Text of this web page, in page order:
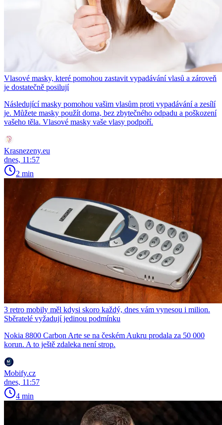
Vlasové masky, které pomohou zastavit vypadávání vlasů a zároveň
je dostatečně posilují
Následující masky pomohou vašim vlasům proti vypadávání a zesílí
je. Můžete masky použít doma, bez zbytečného odpadu a poškození
vašeho těla. Vlasové masky vaše vlasy podpoří.
Krasnezeny.eu
dnes, 11:57
2 min
3 retro mobily měl kdysi skoro každý, dnes vám vynesou i milion.
Sběratelé vyžadují jedinou podmínku
Nokia 8800 Carbon Arte se na českém Aukru prodala za 50 000
korun. A to ještě zdaleka není strop.
Mobify.cz
dnes, 11:57
4 min